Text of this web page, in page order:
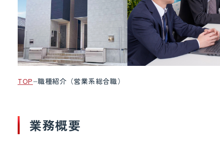
TOP 職種紹介（営業系総合職）
業務概要